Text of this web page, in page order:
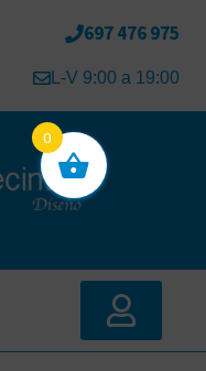
697 476 975
L-V 9:00 a 19:00
0